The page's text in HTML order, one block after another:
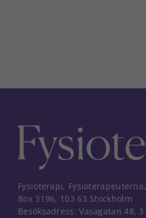
Fysioterapi, Fysioterapeuterna,
Box 3196, 103 63 Stockholm
Besöksadress: Vasagatan 48,